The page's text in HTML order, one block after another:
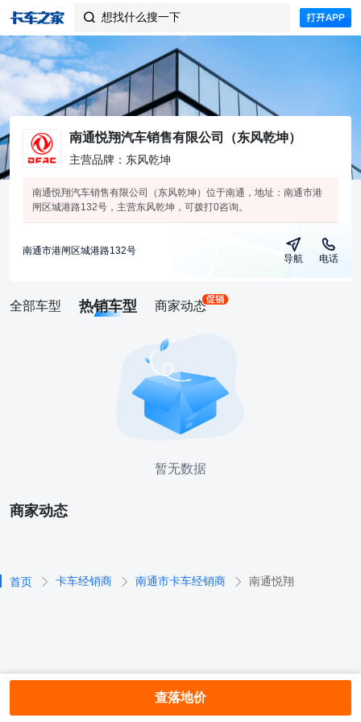
 想找什么搜一下
南通悦翔汽车销售有限公司（东风乾坤）
主营品牌：东风乾坤
南通悦翔汽车销售有限公司（东风乾坤）位于南通，地址：南通市港
闸区城港路132号，主营东风乾坤，可拨打0咨询。
南通市港闸区城港路132号
导航 电话
全部车型 热销车型 商家动态
暂无数据
商家动态
首页 卡车经销商 南通市卡车经销商 南通悦翔
查落地价